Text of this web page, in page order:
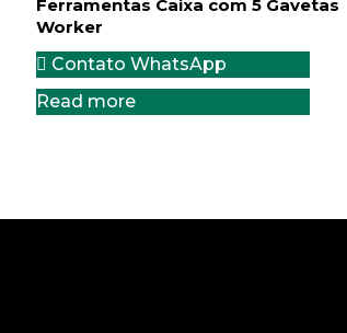
Ferramentas Caixa com 5 Gavetas
Worker
Contato WhatsApp
Read more